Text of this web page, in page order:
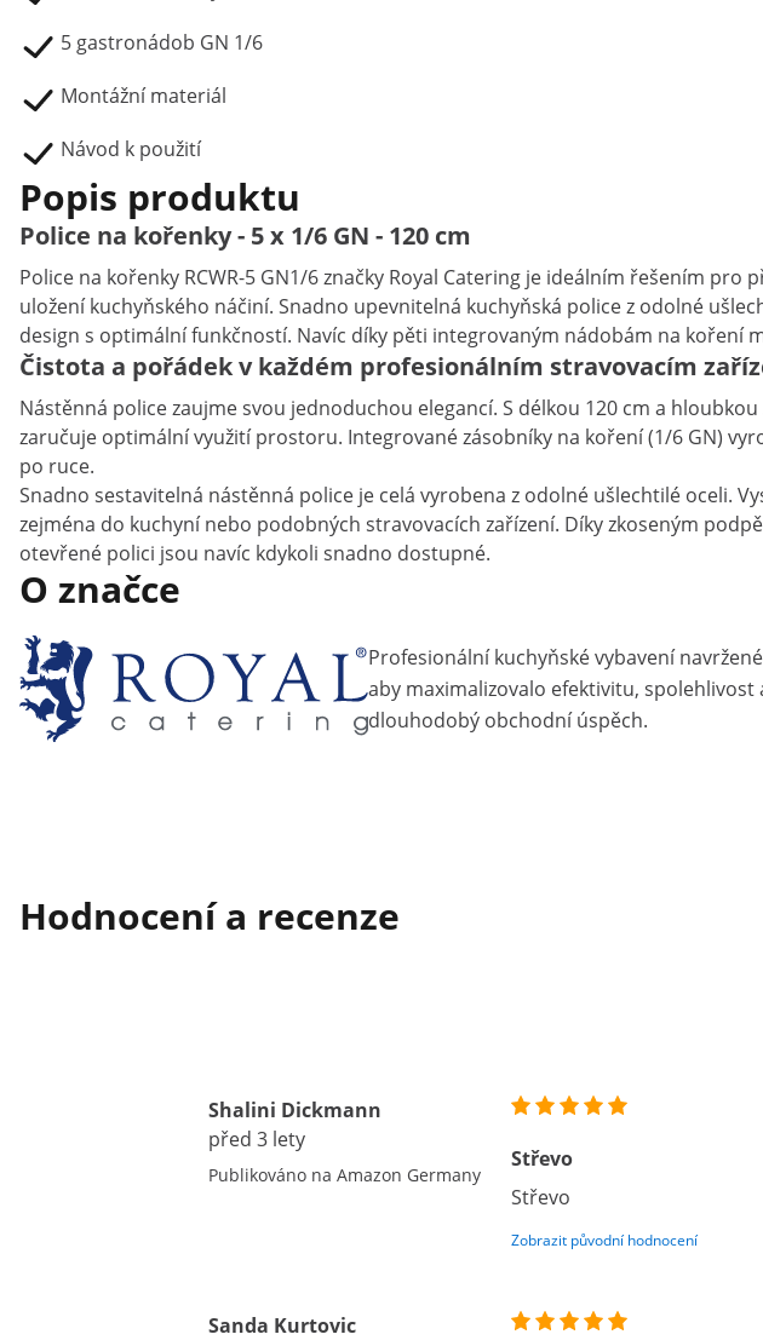
5 gastronádob GN 1/6
Montážní materiál
Návod k použití
Popis produktu
Police na kořenky - 5 x 1/6 GN - 120 cm
Police na kořenky RCWR-5 GN1/6 značky Royal Catering je ideálním řešením
uložení kuchyňského náčiní. Snadno upevnitelná kuchyňská police z odolné
design s optimální funkčností. Navíc díky pěti integrovaným nádobám na koření
Čistota a pořádek v každém profesionálním stravovacím
Nástěnná police zaujme svou jednoduchou elegancí. S délkou 120 cm a
zaručuje optimální využití prostoru. Integrované zásobníky na koření (1/6 GN)
po ruce.
Snadno sestavitelná nástěnná police je celá vyrobena z odolné ušlechtilé oceli.
zejména do kuchyní nebo podobných stravovacích zařízení. Díky zkoseným
otevřené polici jsou navíc kdykoli snadno dostupné.
O značce
Profesionální kuchyňské vybavení
aby maximalizovalo efektivitu, spolehlivost
dlouhodobý obchodní úspěch.
Hodnocení a recenze
Shalini Dickmann
před 3 lety
Publikováno na Amazon Germany
Střevo
Střevo
Zobrazit původní hodnocení
Sanda Kurtovic